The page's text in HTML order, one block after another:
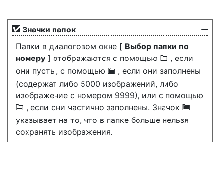
Значки папок
Папки в диалоговом окне [ Выбор папки по
номеру ] отображаются с помощью W , если
они пусты, с помощью Y , если они заполнены
(содержат либо 5000 изображений, либо
изображение с номером 9999), или с помощью
X , если они частично заполнены. Значок Y
указывает на то, что в папке больше нельзя
сохранять изображения.